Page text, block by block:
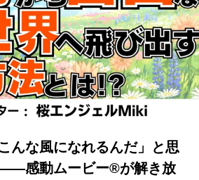
んな風になれるんだ」と思
感動ムービー®が解き放